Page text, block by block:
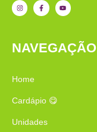
NAVEGAÇÃO
Home
Cardápio 😋
Unidades